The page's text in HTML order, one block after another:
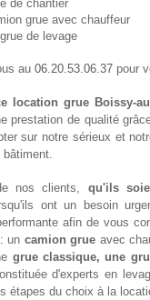
de chantier
grue avec chauffeur
de levage
au 06.20.53.06.37 pour
location grue Boissy-
prestation de qualité
sur notre sérieux et
bâtiment.
nos clients, qu'ils
ont un besoin
afin de vous
un camion grue avec
grue classique, une
d'experts en
étapes du choix à la